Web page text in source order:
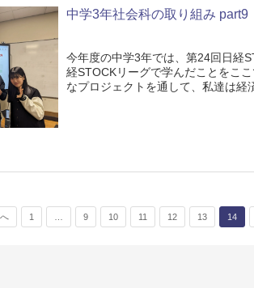
中学3年社会科の取り組み part9
今年度の中学3年では、第24回日経
経STOCKリーグで学んだことをこ
なプロジェクトを通して、私達は経
1 9 10 11 12 13 14